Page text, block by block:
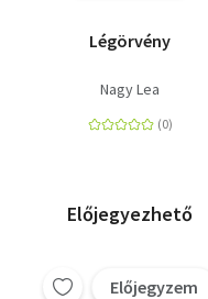
Légörvény
Nagy Lea
Előjegyezhető
Előjegyzem